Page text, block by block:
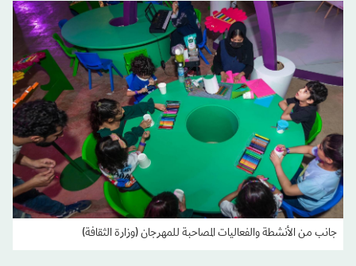
جانب من الأنشطة والفعاليات المصاحبة للمهرجان (وزارة الثقافة)